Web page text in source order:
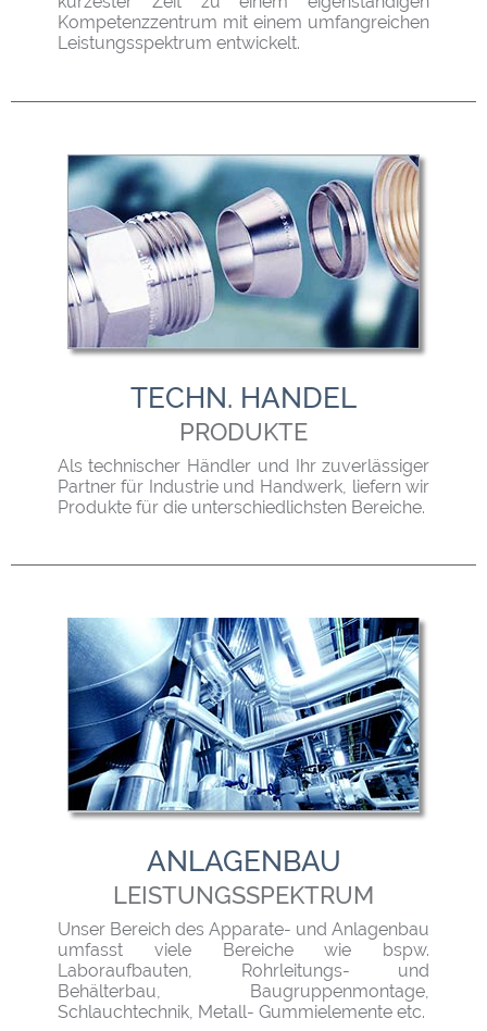
Kompetenzzentrum mit einem umfangreichen
Leistungsspektrum entwickelt.
TECHN. HANDEL
PRODUKTE
Als technischer Händler und Ihr zuverlässiger
Partner für Industrie und Handwerk, liefern wir
Produkte für die unterschiedlichsten Bereiche.
ANLAGENBAU
LEISTUNGSSPEKTRUM
Unser Bereich des Apparate- und Anlagenbau
umfasst viele Bereiche wie bspw.
Laboraufbauten, Rohrleitungs- und
Behälterbau, Baugruppenmontage,
Schlauchtechnik, Metall- Gummielemente etc.